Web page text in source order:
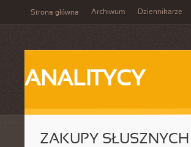
Strona główna Archiwum Dziennikarze
ANALITYCY
ZAKUPY